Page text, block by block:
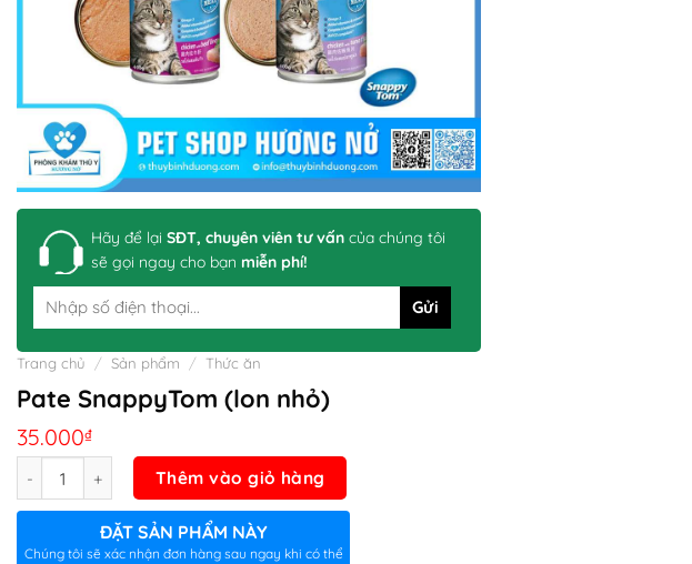
Hãy để lại SĐT, chuyên viên tư vấn của chúng tôi
sẽ gọi ngay cho bạn miễn phí!
Trang chủ / Sản phẩm / Thức ăn
Pate SnappyTom (lon nhỏ)
35.000₫
Thêm vào giỏ hàng
ĐẶT SẢN PHẨM NÀY
Chúng tôi sẽ xác nhận đơn hàng sau ngay khi có thể